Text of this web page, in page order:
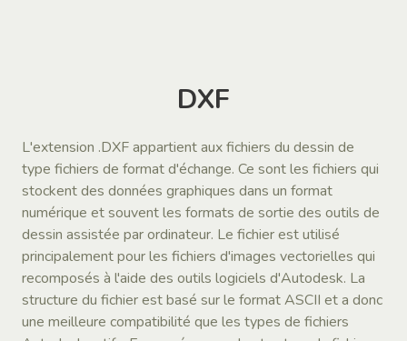
DXF
L'extension .DXF appartient aux fichiers du dessin de
type fichiers de format d'échange. Ce sont les fichiers qui
stockent des données graphiques dans un format
numérique et souvent les formats de sortie des outils de
dessin assistée par ordinateur. Le fichier est utilisé
principalement pour les fichiers d'images vectorielles qui
recomposés à l'aide des outils logiciels d'Autodesk. La
structure du fichier est basé sur le format ASCII et a donc
une meilleure compatibilité que les types de fichiers